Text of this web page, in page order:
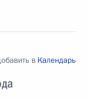
в Календарь